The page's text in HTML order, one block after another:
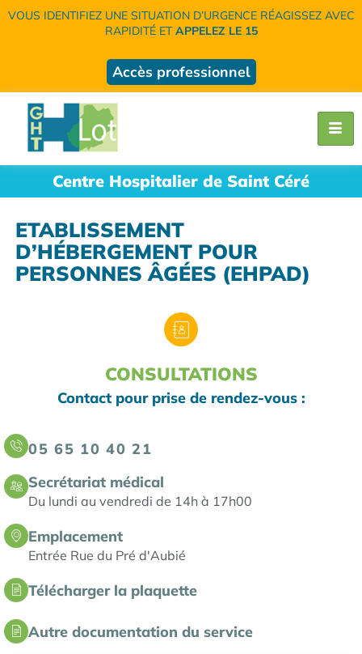
VOUS IDENTIFIEZ UNE SITUATION D’URGENCE RÉAGISSEZ AVEC
RAPIDITÉ ETAPPELEZ LE 15
Accès professionnel
Centre Hospitalier de Saint Céré
ETABLISSEMENT
D’HÉBERGEMENT POUR
PERSONNES ÂGÉES (EHPAD)
CONSULTATIONS
Contact pour prise de rendez-vous :
05 65 10 40 21
Secrétariat médical
Du lundi au vendredi de 14h à 17h00
Emplacement
Entrée Rue du Pré d'Aubié
Télécharger la plaquette
Autre documentation du service